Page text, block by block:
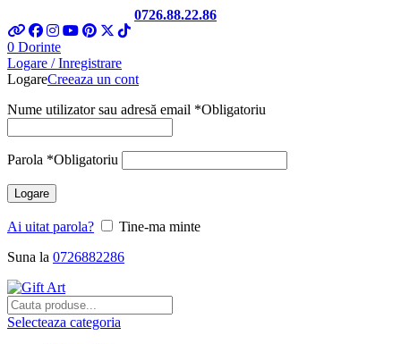
0726.88.22.86
0 Dorinte
Logare / Inregistrare
LogareCreeaza un cont
Nume utilizator sau adresă email *Obligatoriu
Parola *Obligatoriu
Logare
Ai uitat parola?
Tine-ma minte
Suna la 0726882286
Selecteaza categoria